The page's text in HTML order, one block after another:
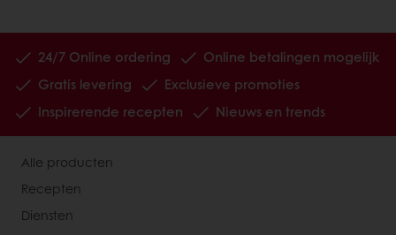
24/7 Online ordering
Online betalingen mogelijk
Gratis levering
Exclusieve promoties
Inspirerende recepten
Nieuws en trends
Alle producten
Recepten
Diensten